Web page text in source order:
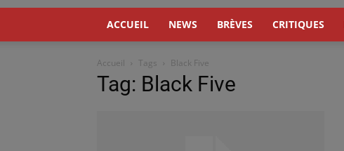
ACCUEIL NEWS BRÈVES CRITIQUES
Accueil Tags Black Five
Tag: Black Five